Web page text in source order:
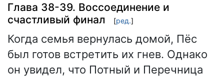
Глава 38-39. Воссоединение и
счастливый финал
[ред.]
Когда семья вернулась домой, Пёс
был готов встретить их гнев. Однако
он увидел, что Потный и Перечница